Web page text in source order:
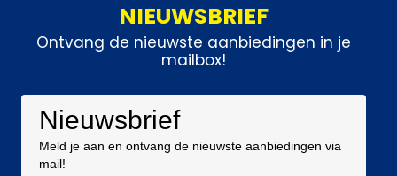
NIEUWSBRIEF
Ontvang de nieuwste aanbiedingen in je
mailbox!
Nieuwsbrief
Meld je aan en ontvang de nieuwste aanbiedingen via
mail!